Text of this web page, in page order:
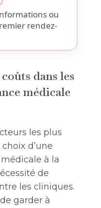
ou
rendez-
dans les
médicale
les plus
d’une
à la
de
les cliniques.
garder à